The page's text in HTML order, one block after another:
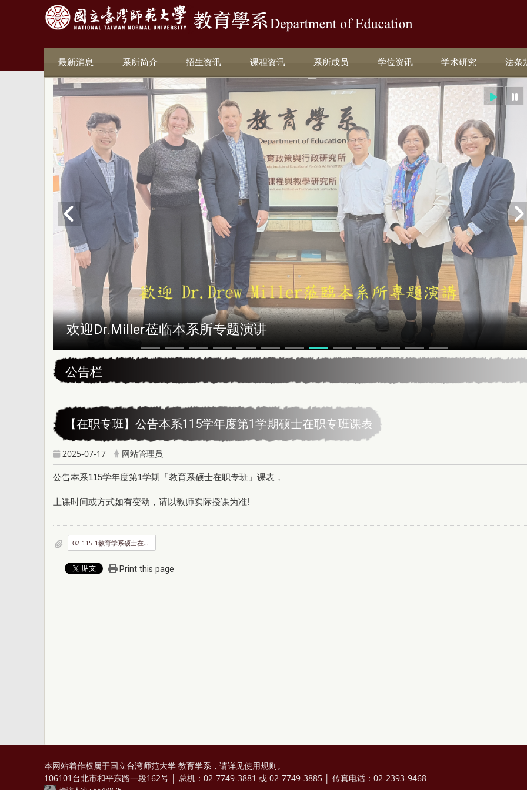
最新消息 系所简介 招生资讯 课程资讯 系所成员 学位资讯 学术研究 法条
欢迎Dr.Miller莅临本系所专题演讲
公告栏
【在职专班】公告本系115学年度第1学期硕士在职专班课表
2025-07-17 网站管理员
公告本系115学年度第1学期「教育系硕士在职专班」课表，
上课时间或方式如有变动，请以教师实际授课为准!
02-115-1教育学系硕士在职专班课程表.pdf
Print this page
本网站着作权属于国立台湾师范大学 教育学系，请详见使用规则。
106101台北市和平东路一段162号 │ 总机：02-7749-3881 或 02-7749-3885 │ 传真电话：02-2393-9468